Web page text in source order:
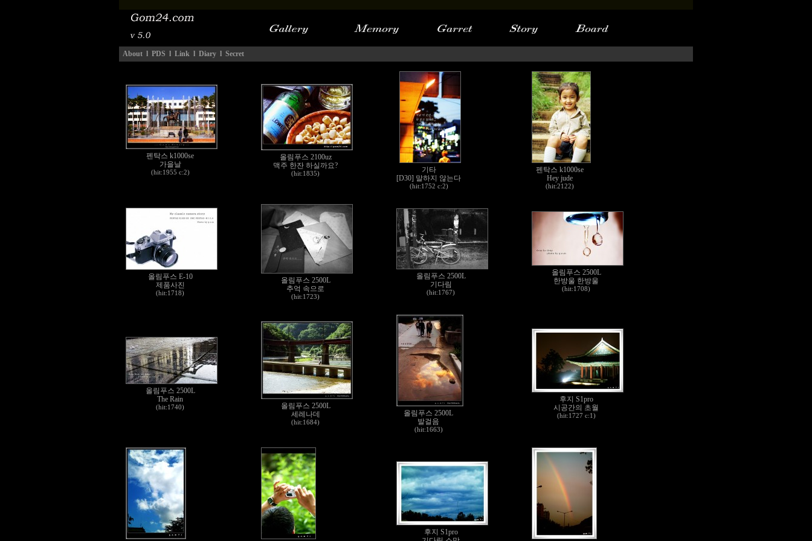
About l PDS l Link l Diary l Secret
펜탁스 k1000se
가을날
(hit:1955 c:2)
올림푸스 2100uz
맥주 한잔 하실까요?
(hit:1835)
기타
[D30] 말하지 않는다
(hit:1752 c:2)
펜탁스 k1000se
Hey jude
(hit:2122)
올림푸스 E-10
제품사진
(hit:1718)
올림푸스 2500L
추억 속으로
(hit:1723)
올림푸스 2500L
기다림
(hit:1767)
올림푸스 2500L
한방울 한방울
(hit:1708)
올림푸스 2500L
The Rain
(hit:1740)
올림푸스 2500L
세레나데
(hit:1684)
올림푸스 2500L
발걸음
(hit:1663)
후지 S1pro
시공간의 초월
(hit:1727 c:1)
후지 S1pro